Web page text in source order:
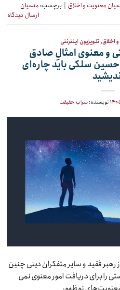
معنویت و اخلاق برچسب: مدعیان
ارسال دیدگاه
اخلاق,تلویزیون اینترنتی
و معنوی امثالِ صادق
حسین سلکی باید چاره‌ای
۰۸ نویسنده:سراب حقیقت
رهبر فقید و سایر متفکران دینی چنین
برای دریافت امور معنوی نمی